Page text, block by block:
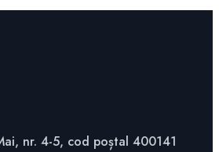
nr. 4-5, cod poștal 400141